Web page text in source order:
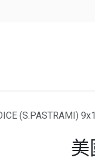
(S.PASTRAMI)
美